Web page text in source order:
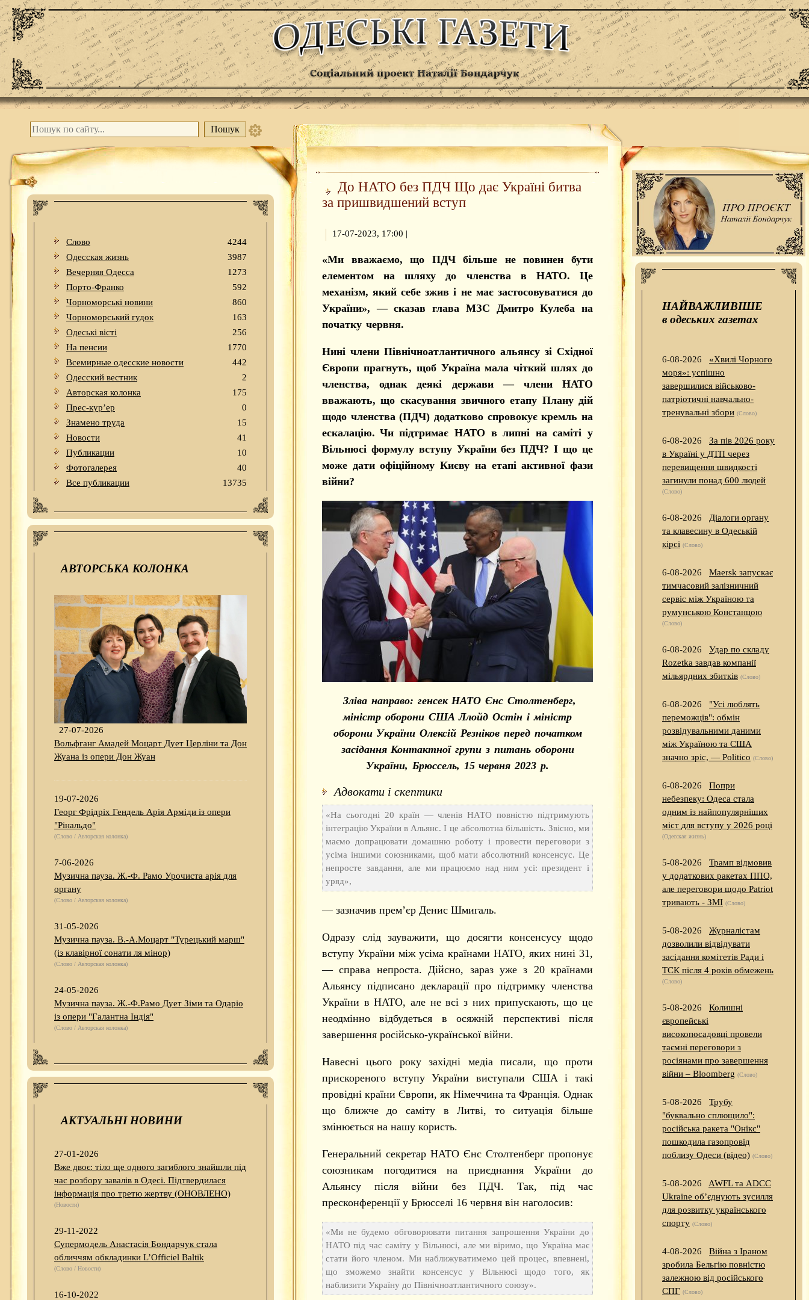
Слово
4244
Одесская жизнь
3987
Вечерняя Одесса
1273
Порто-Франко
592
Чорноморські новини
860
Чорноморський гудок
163
Одеськi вiстi
256
На пенсии
1770
Всемирные одесские новости
442
Одесский вестник
2
Авторская колонка
175
Прес-кур’ер
0
Знамено труда
15
Новости
41
Публикации
10
Фотогалерея
40
Все публикации
13735
АВТОРСЬКА КОЛОНКА
27-07-2026
Вольфганг Амадей Моцарт Дует Церліни та Дон
Жуана із опери Дон Жуан
19-07-2026
Георг Фрідріх Гендель Арія Арміди із опери
"Рінальдо"
(Слово / Авторская колонка)
7-06-2026
Музична пауза. Ж.-Ф. Рамо Урочиста арія для
органу
(Слово / Авторская колонка)
31-05-2026
Музична пауза. В.-А.Моцарт "Турецький марш"
(із клавірної сонати ля мінор)
(Слово / Авторская колонка)
24-05-2026
Музична пауза. Ж.-Ф.Рамо Дует Зіми та Одаріо
із опери "Галантна Індія"
(Слово / Авторская колонка)
АКТУАЛЬНІ НОВИНИ
27-01-2026
Вже двоє: тіло ще одного загиблого знайшли під
час розбору завалів в Одесі. Підтвердилася
інформація про третю жертву (ОНОВЛЕНО)
(Новости)
29-11-2022
Супермодель Анастасія Бондарчук стала
обличчям обкладинки L’Officiel Baltik
(Слово / Новости)
16-10-2022
До НАТО без ПДЧ Що дає Україні битва
за пришвидшений вступ
17-07-2023, 17:00 |
«Ми вважаємо, що ПДЧ більше не повинен бути
елементом на шляху до членства в НАТО. Це
механізм, який себе зжив і не має застосовуватися до
України», — сказав глава МЗС Дмитро Кулеба на
початку червня.
Нині члени Північноатлантичного альянсу зі Східної
Європи прагнуть, щоб Україна мала чіткий шлях до
членства, однак деякі держави — члени НАТО
вважають, що скасування звичного етапу Плану дій
щодо членства (ПДЧ) додатково спровокує кремль на
ескалацію. Чи підтримає НАТО в липні на саміті у
Вільнюсі формулу вступу України без ПДЧ? І що це
може дати офіційному Києву на етапі активної фази
війни?
Зліва направо: генсек НАТО Єнс Столтенберг,
міністр оборони США Ллойд Остін і міністр
оборони України Олексій Резніков перед початком
засідання Контактної групи з питань оборони
України, Брюссель, 15 червня 2023 р.
Адвокати і скептики
«На сьогодні 20 країн — членів НАТО повністю підтримують
інтеграцію України в Альянс. І це абсолютна більшість. Звісно, ми
маємо допрацювати домашню роботу і провести переговори з
усіма іншими союзниками, щоб мати абсолютний консенсус. Це
непросте завдання, але ми працюємо над ним усі: президент і
уряд»,
— зазначив прем’єр Денис Шмигаль.
Одразу слід зауважити, що досягти консенсусу щодо
вступу України між усіма країнами НАТО, яких нині 31,
— справа непроста. Дійсно, зараз уже з 20 країнами
Альянсу підписано декларації про підтримку членства
України в НАТО, але не всі з них припускають, що це
неодмінно відбудеться в осяжній перспективі після
завершення російсько-української війни.
Навесні цього року західні медіа писали, що проти
прискореного вступу України виступали США і такі
провідні країни Європи, як Німеччина та Франція. Однак
що ближче до саміту в Литві, то ситуація більше
змінюється на нашу користь.
Генеральний секретар НАТО Єнс Столтенберг пропонує
союзникам погодитися на приєднання України до
Альянсу після війни без ПДЧ. Так, під час
пресконференції у Брюсселі 16 червня він наголосив:
«Ми не будемо обговорювати питання запрошення України до
НАТО під час саміту у Вільнюсі, але ми віримо, що Україна має
стати його членом. Ми наближуватимемо цей процес, впевнені,
що зможемо знайти консенсус у Вільнюсі щодо того, як
наблизити Україну до Північноатлантичного союзу».
НАЙВАЖЛИВІШЕ
в одеських газетах
6-08-2026
«Хвилі Чорного
моря»: успішно
завершилися військово-
патріотичні навчально-
тренувальні збори (Слово)
6-08-2026
За пів 2026 року
в Україні у ДТП через
перевищення швидкості
загинули понад 600 людей
(Слово)
6-08-2026
Діалоги органу
та клавесину в Одеській
кірсі (Слово)
6-08-2026
Maersk запускає
тимчасовий залізничний
сервіс між Україною та
румунською Констанцою
(Слово)
6-08-2026
Удар по складу
Rozetka завдав компанії
мільярдних збитків (Слово)
6-08-2026
"Усі люблять
переможців": обмін
розвідувальними даними
між Україною та США
значно зріс, — Politico (Слово)
6-08-2026
Попри
небезпеку: Одеса стала
одним із найпопулярніших
міст для вступу у 2026 році
(Одесская жизнь)
5-08-2026
Трамп відмовив
у додаткових ракетах ППО,
але переговори щодо Patriot
тривають - ЗМІ (Слово)
5-08-2026
Журналістам
дозволили відвідувати
засідання комітетів Ради і
ТСК після 4 років обмежень
(Слово)
5-08-2026
Колишні
європейські
високопосадовці провели
таємні переговори з
росіянами про завершення
війни – Bloomberg (Слово)
5-08-2026
Трубу
"буквально сплющило":
російська ракета "Онікс"
пошкодила газопровід
поблизу Одеси (відео) (Слово)
5-08-2026
AWFL та ADCC
Ukraine об’єднують зусилля
для розвитку українського
спорту (Слово)
4-08-2026
Війна з Іраном
зробила Бельгію повністю
залежною від російського
СПГ (Слово)